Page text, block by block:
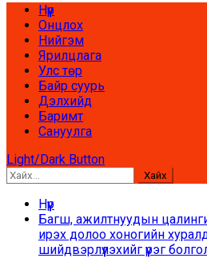
Primary
Menu
Нүүр
Онцлох
Нийгэм
Ярилцлага
Улс төр
Байр суурь
Дэлхийд
Баримт
Сануулга
Light/Dark Button
Хайх:
Нүүр
Багш, ажилтнуудын
ирэх долоо хоногийн
шийдвэрлүүлэхийг үүрэг